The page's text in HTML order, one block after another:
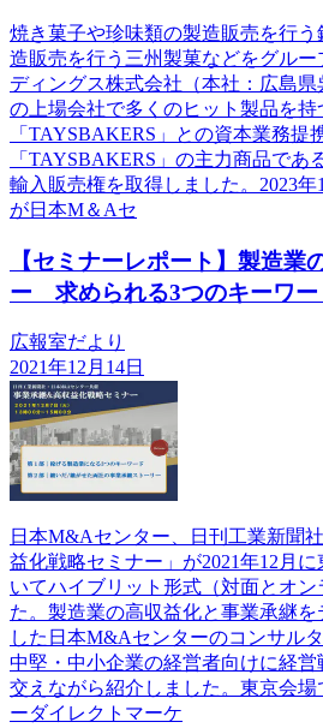
焼き菓子や珍味類の製造販売を行
造販売を行う三州製菓などをグル
ディングス株式会社（本社：広島
の上場会社で多くのヒット製品を持
「TAYSBAKERS」との資本業務提
「TAYSBAKERS」の主力商品であ
輸入販売権を取得しました。2023
が日本M＆Aセ
【セミナーレポート】製造業
ー 求められる3つのキーワー
広報室だより
2021年12月14日
日本M&Aセンター、日刊工業新聞
益化戦略セミナー」が2021年12月
いてハイブリット形式（対面とオ
た。製造業の高収益化と事業承継
した日本M&Aセンターのコンサル
中堅・中小企業の経営者向けに経
交えながら紹介しました。東京会
ーダイレクトマーケ